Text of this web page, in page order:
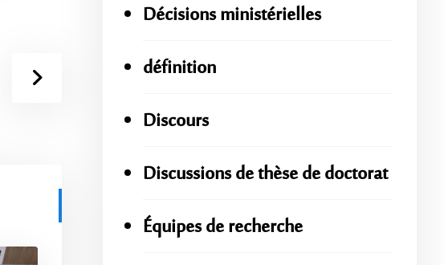
Décisions ministérielles
définition
Discours
Discussions de thèse de doctorat
Équipes de recherche